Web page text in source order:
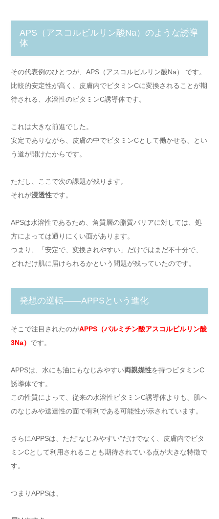
APS（アスコルビルリン酸Na）のような誘導
体
その代表例のひとつが、APS（アスコルビルリン酸Na） です。
比較的安定性が高く、皮膚内でビタミンCに変換されることが期
待される、水溶性のビタミンC誘導体です。
これは大きな前進でした。
安定でありながら、皮膚の中でビタミンCとして働かせる、とい
う道が開けたからです。
ただし、ここで次の課題が残ります。
それが浸透性です。
APSは水溶性であるため、角質層の脂質バリアに対しては、処
方によっては通りにくい面があります。
つまり、「安定で、変換されやすい」だけではまだ不十分で、
どれだけ肌に届けられるかという問題が残っていたのです。
発想の逆転——APPSという進化
そこで注目されたのがAPPS（パルミチン酸アスコルビルリン酸
3Na） です。
APPSは、水にも油にもなじみやすい両親媒性を持つビタミンC
誘導体です。
この性質によって、従来の水溶性ビタミンC誘導体よりも、肌へ
のなじみや送達性の面で有利である可能性が示されています。
さらにAPPSは、ただ“なじみやすい”だけでなく、皮膚内でビタ
ミンCとして利用されることも期待されている点が大きな特徴で
す。
つまりAPPSは、